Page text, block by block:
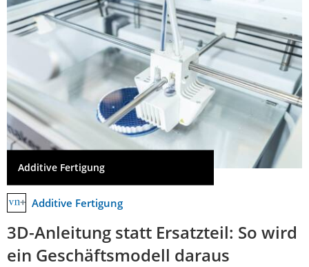
Additive Fertigung
Additive Fertigung
3D-Anleitung statt Ersatzteil: So wird
ein Geschäftsmodell daraus